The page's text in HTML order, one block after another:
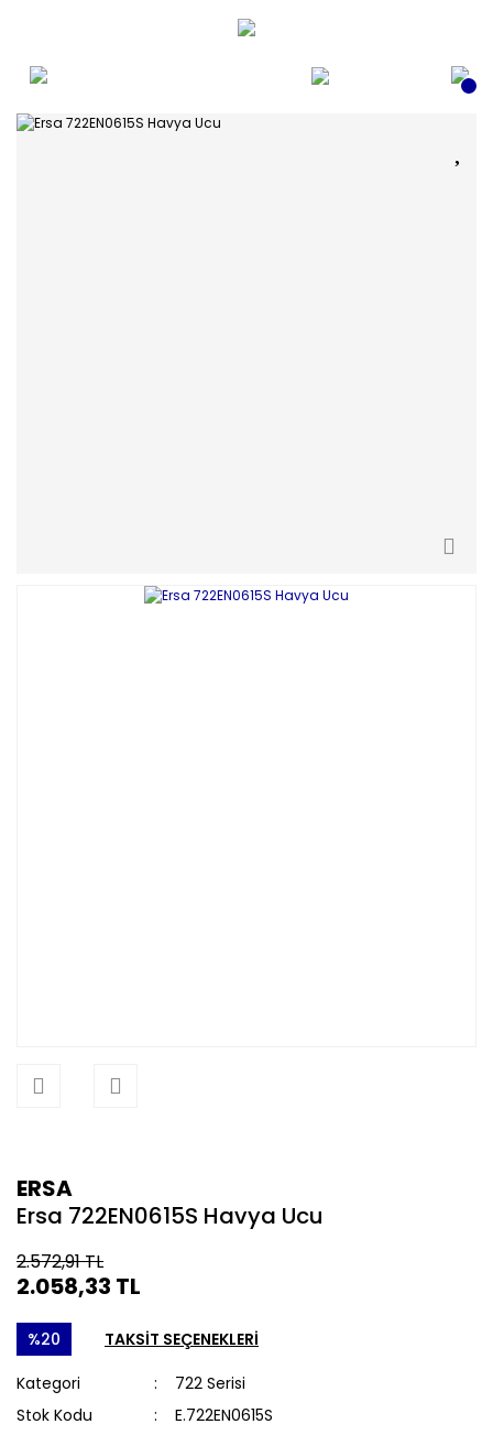
ERSA
Ersa 722EN0615S Havya Ucu
2.572,91 TL
2.058,33 TL
%20 TAKSİT SEÇENEKLERİ
Kategori
722 Serisi
Stok Kodu
E.722EN0615S